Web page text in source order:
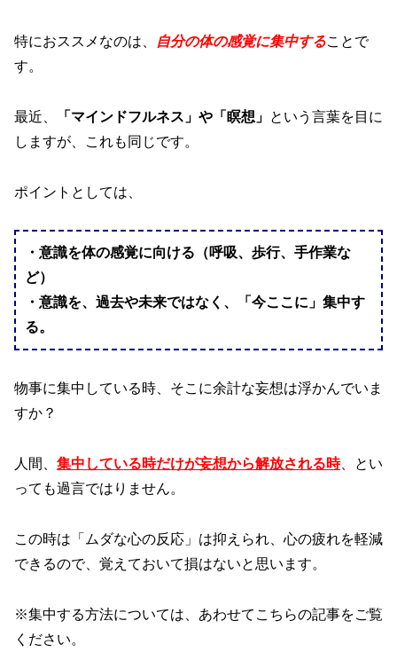
特におススメなのは、 自分の体の感覚に集中することで
す。
最近、 「マインドフルネス」や「瞑想」 という言葉を目に
しますが、これも同じです。
ポイントとしては、
・意識を体の感覚に向ける（呼吸、歩行、手作業な
ど）
・意識を、過去や未来ではなく、「今ここに」集中す
る。
物事に集中している時、そこに余計な妄想は浮かんでいま
すか？
人間、 集中している時だけが妄想から解放される時、とい
っても過言ではりません。
この時は「ムダな心の反応」は抑えられ、心の疲れを軽減
できるので、覚えておいて損はないと思います。
※集中する方法については、あわせてこちらの記事をご覧
ください。